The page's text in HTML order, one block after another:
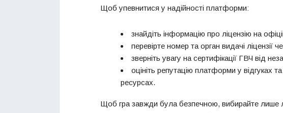
Щоб упевнитися у надійності платформи:
знайдіть інформацію про ліцензію на
перевірте номер та орган видачі ліцензії
зверніть увагу на сертифікації ГВЧ від
оцініть репутацію платформи у відгуках
ресурсах.
Щоб гра завжди була безпечною, вибирайте лише